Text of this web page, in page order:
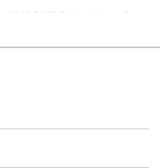
信託型円建てステーブル